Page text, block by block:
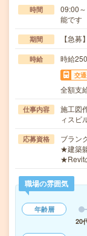
時間
09:00
能です
期間 【急募
時給 時給
交
全額支
仕事内容
施工図
ィスビ
応募資格
ブラン
★建築
★Revit
職場の雰囲気
年齢層
20